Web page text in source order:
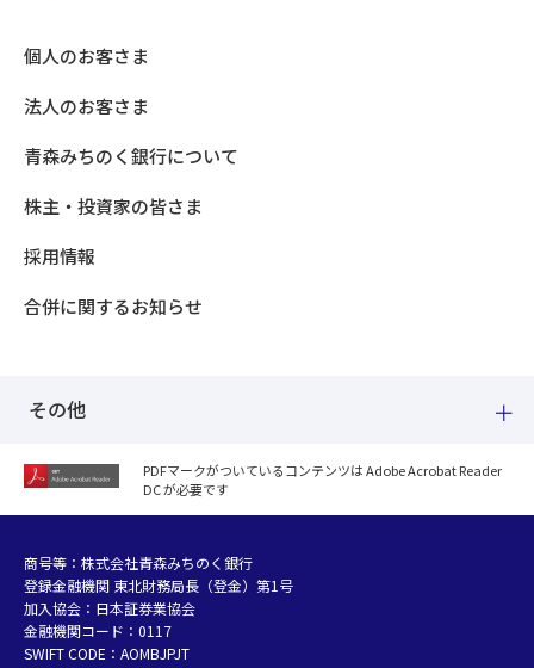
個人のお客さま
法人のお客さま
青森みちのく銀行について
株主・投資家の皆さま
採用情報
合併に関するお知らせ
その他
紛失した場合
個人データおよび法人情報に関するグループ共同利用について
マネー・ローンダリング等及び金融犯罪の防止について
販売勧誘方針
お客さまの資産形成支援に向けた業務運営方針
PDFマークがついているコンテンツは Adobe Acrobat Reader
DC が必要です
商号等：株式会社青森みちのく銀行
登録金融機関 東北財務局長（登金）第1号
加入協会：日本証券業協会
金融機関コード：0117
SWIFT CODE：AOMBJPJT